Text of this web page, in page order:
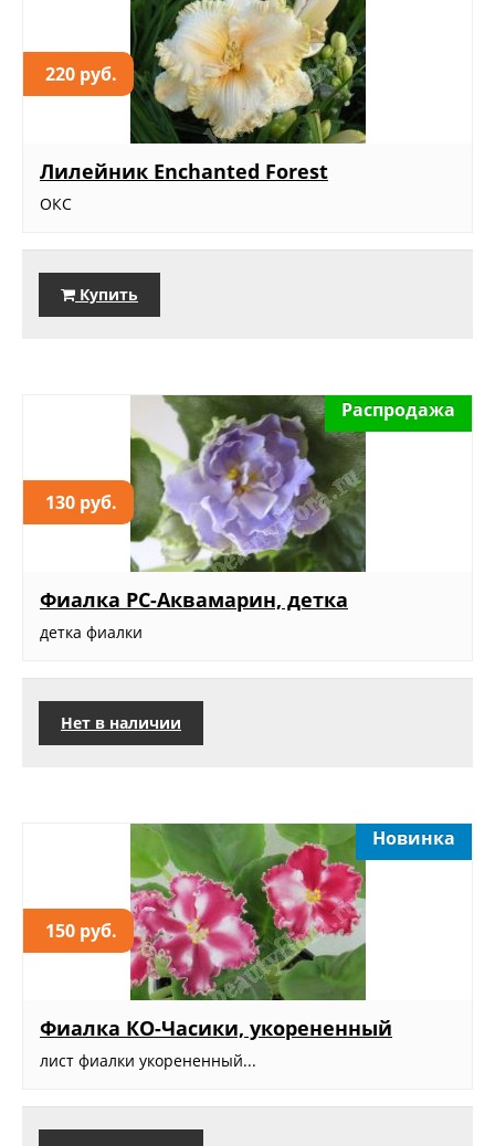
220 руб.
Лилейник Enchanted Forest
ОКС
Купить
130 руб.
Распродажа
Фиалка РС-Аквамарин, детка
детка фиалки
Нет в наличии
150 руб.
Новинка
Фиалка КО-Часики, укорененный
лист фиалки укорененный...